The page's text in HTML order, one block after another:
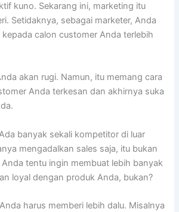
kuno. Sekarang ini, marketing itu
Setidaknya, sebagai marketer, Anda
calon customer Anda terlebih
akan rugi. Namun, itu memang cara
Anda terkesan dan akhirnya suka
banyak sekali kompetitor di luar
mengadalkan sales saja, itu bukan
tentu ingin membuat lebih banyak
loyal dengan produk Anda, bukan?
harus memberi lebih dalu. Misalnya